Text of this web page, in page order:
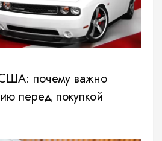
почему важно
перед покупкой